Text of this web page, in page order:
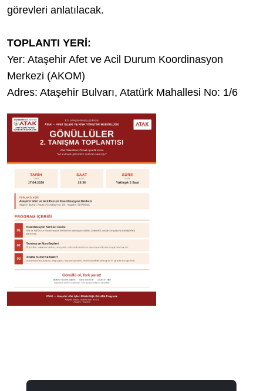
görevleri anlatılacak.
TOPLANTI YERİ:
Yer: Ataşehir Afet ve Acil Durum Koordinasyon
Merkezi (AKOM)
Adres: Ataşehir Bulvarı, Atatürk Mahallesi No: 1/6